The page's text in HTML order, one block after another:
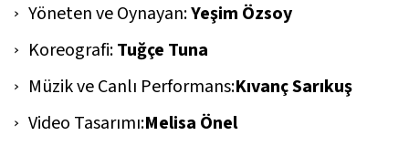
Yöneten ve Oynayan:Yeşim Özsoy
Koreografi:Tuğçe Tuna
Müzik ve Canlı Performans:Kıvanç Sarıkuş
Video Tasarımı:Melisa Önel